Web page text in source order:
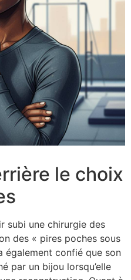
le choix
subi une chirurgie des
des « pires poches sous
également confié que son
par un bijou lorsqu’elle